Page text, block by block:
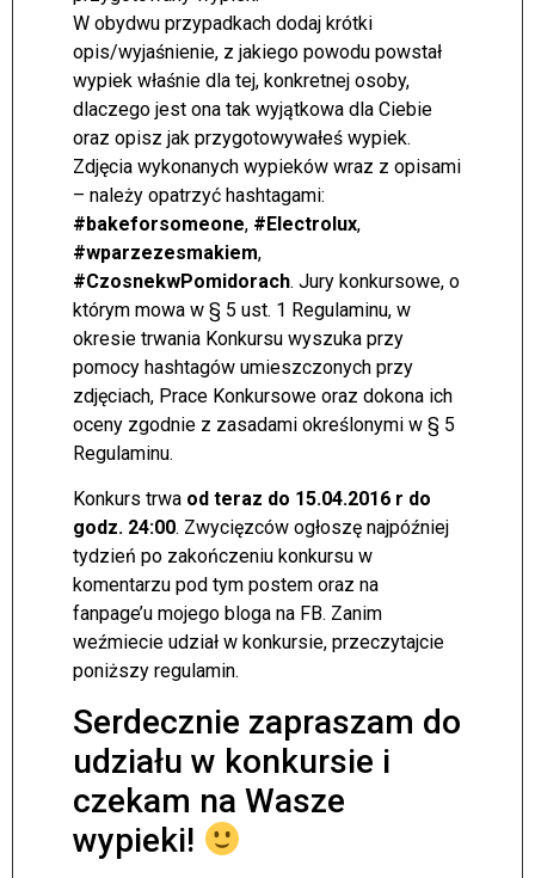
W obydwu przypadkach dodaj krótki
opis/wyjaśnienie, z jakiego powodu powstał
wypiek właśnie dla tej, konkretnej osoby,
dlaczego jest ona tak wyjątkowa dla Ciebie
oraz opisz jak przygotowywałeś wypiek.
Zdjęcia wykonanych wypieków wraz z opisami
– należy opatrzyć hashtagami:
#bakeforsomeone, #Electrolux,
#wparzezesmakiem,
#CzosnekwPomidorach. Jury konkursowe, o
którym mowa w § 5 ust. 1 Regulaminu, w
okresie trwania Konkursu wyszuka przy
pomocy hashtagów umieszczonych przy
zdjęciach, Prace Konkursowe oraz dokona ich
oceny zgodnie z zasadami określonymi w § 5
Regulaminu.
Konkurs trwa od teraz do 15.04.2016 r do
godz. 24:00. Zwycięzców ogłoszę najpóźniej
tydzień po zakończeniu konkursu w
komentarzu pod tym postem oraz na
fanpage’u mojego bloga na FB. Zanim
weźmiecie udział w konkursie, przeczytajcie
poniższy regulamin.
Serdecznie zapraszam do
udziału w konkursie i
czekam na Wasze
wypieki!